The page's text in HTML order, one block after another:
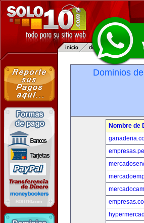
Dominios
Nombre de
empresas.pe